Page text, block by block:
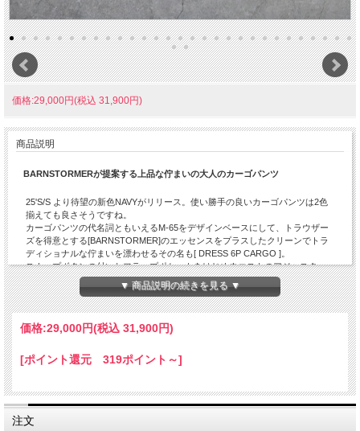
価格:29,000円(税込 31,900円)
商品説明
BARNSTORMERが提案する上品な佇まいの大人のカーゴパンツ
25'S/S より待望の新色NAVYがリリース。使い勝手の良いカーゴパンツは2色
揃えても良さそうですね。
カーゴパンツの代名詞ともいえるM-65をデザインベースにして、トラウザー
ズを得意とする[BARNSTORMER]のエッセンスをプラスしたクリーンでトラ
ディショナルな佇まいを漂わせるその名も[ DRESS 6P CARGO ]。
スナップボタンの付いたフラップポケットをはじめウエストのアジャスタ
ー、サスペンダーループなどM-65のディテールを活かしつつ、タックインの
ドレスパンツに見られるシャツの滑り止めマーベルトや、フロントの天狗、
腰部分にはVステッチの背割れ等、ミリタリーウエアとは相反する細部に拘っ
シルエットは、通常の[BARNSTORMER]のモデルと比べると太いイメージで
リューム感が印象的。裾は[BARNSTORMER]らしいダブル仕上げ。
素材はコットン100%リップストップの粗野感があるミリタリーライクな雰囲
好きな男の心を擽る大人のカーゴパンツです。
「BARNSTORMER」の他の商品を見る
▼ 商品説明の続きを見る ▼
価格:29,000円(税込 31,900円)
[ポイント還元 319ポイント～]
注文